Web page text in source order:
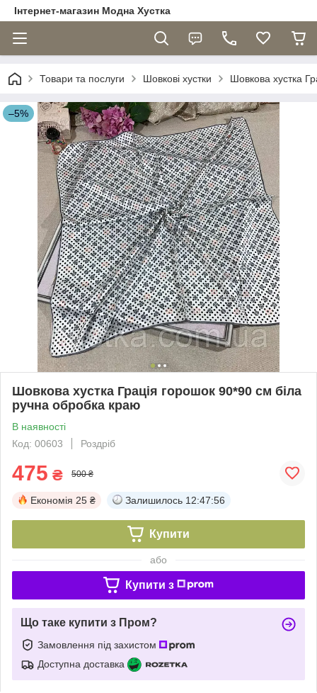
Інтернет-магазин Модна Хустка
Товари та послуги Шовкові хустки Шовкова хустка
–5%
Шовкова хустка Грація горошок 90*90 см біла
ручна обробка краю
В наявності
Код: 00603
Роздріб
475 ₴ 500 ₴
Економія 25 ₴ Залишилось 12:47:55
Купити
або
Купити з
Що таке купити з Пром?
Замовлення під захистом
Доступна доставка